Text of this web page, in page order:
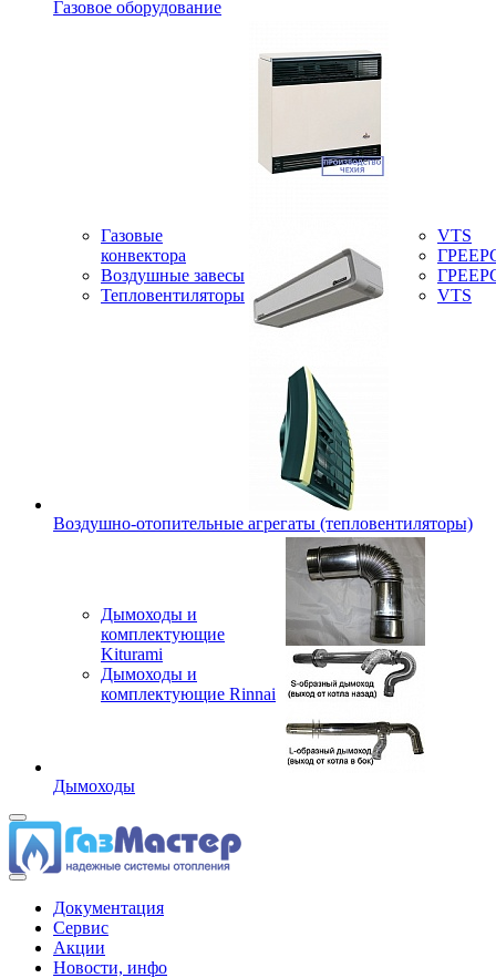
Газовое оборудование
Газовые
конвектора
Воздушные завесы
Тепловентиляторы
VTS
VTS
Воздушно-отопительные агрегаты (тепловентиляторы)
Дымоходы и
комплектующие
Kiturami
Дымоходы и
комплектующие Rinnai
Дымоходы
Документация
Сервис
Акции
Новости, инфо